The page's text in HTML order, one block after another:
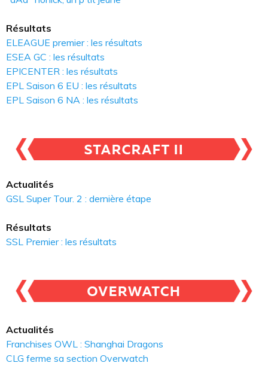
Résultats
ELEAGUE premier : les résultats
ESEA GC : les résultats
EPICENTER : les résultats
EPL Saison 6 EU : les résultats
EPL Saison 6 NA : les résultats
Actualités
GSL Super Tour. 2 : dernière étape
Résultats
SSL Premier : les résultats
Actualités
Franchises OWL : Shanghai Dragons
CLG ferme sa section Overwatch